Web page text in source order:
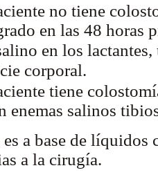
no tiene
en las 48 horas
en los
corporal.
tiene
enemas salinos
a base de líquidos
a la cirugía.